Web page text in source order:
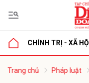
CHÍNH TRỊ - XÃ HỘI
Trang chủ Pháp luật
luận